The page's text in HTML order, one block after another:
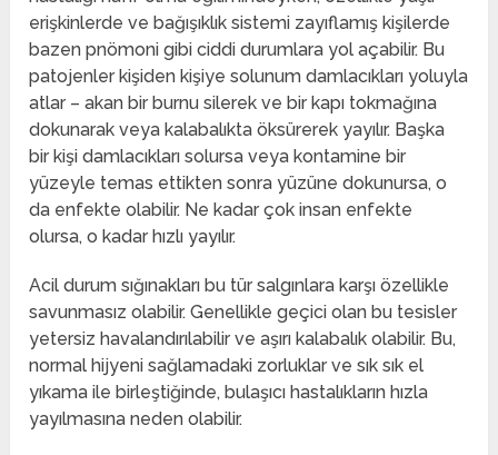
erişkinlerde ve bağışıklık sistemi zayıflamış kişilerde
bazen pnömoni gibi ciddi durumlara yol açabilir. Bu
patojenler kişiden kişiye solunum damlacıkları yoluyla
atlar – akan bir burnu silerek ve bir kapı tokmağına
dokunarak veya kalabalıkta öksürerek yayılır. Başka
bir kişi damlacıkları solursa veya kontamine bir
yüzeyle temas ettikten sonra yüzüne dokunursa, o
da enfekte olabilir. Ne kadar çok insan enfekte
olursa, o kadar hızlı yayılır.
Acil durum sığınakları bu tür salgınlara karşı özellikle
savunmasız olabilir. Genellikle geçici olan bu tesisler
yetersiz havalandırılabilir ve aşırı kalabalık olabilir. Bu,
normal hijyeni sağlamadaki zorluklar ve sık sık el
yıkama ile birleştiğinde, bulaşıcı hastalıkların hızla
yayılmasına neden olabilir.